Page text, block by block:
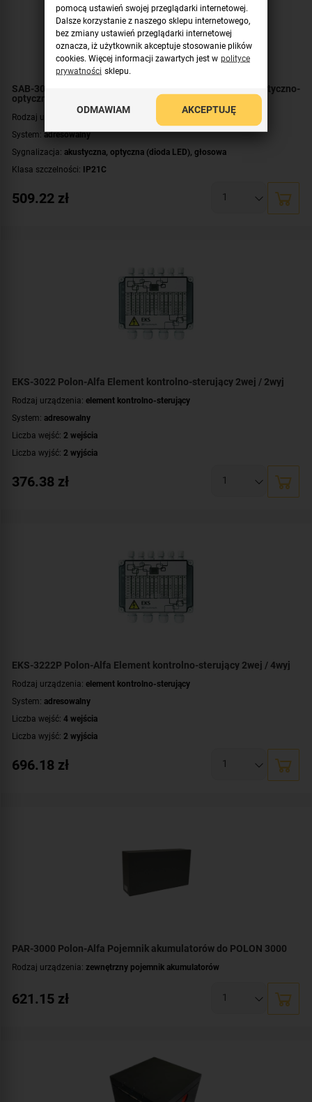
SAB-30066WW Polon-Alfa Adresowalny sygnalizator akustyczno-
optyczny, głosowy
Rodzaj urządzenia:sygnalizator
System: adresowalny
Sygnalizacja: akustyczna optyczna (dioda LED) głosowa
Klasa szczelności: IP21C
Montaż:wewnątrz budynku
509.22 zł
EKS-3022 Polon-Alfa Element kontrolno-sterujący 2wej / 2wyj
Rodzaj urządzenia: element kontrolno-sterujący
System: adresowalny
Liczba wejść: 2 wejścia
Liczba wyjść: 2 wyjścia
Certyfikat:CNBOP-PIB
376.38 zł
EKS-3222P Polon-Alfa Element kontrolno-sterujący 2wej / 4wyj
Rodzaj urządzenia: element kontrolno-sterujący
System: adresowalny
Liczba wejść: 4 wejścia
Liczba wyjść: 2 wyjścia
Certyfikat:CNBOP-PIB
696.18 zł
PAR-3000 Polon-Alfa Pojemnik akumulatorów do POLON 3000
Rodzaj urządzenia: zewnętrzny pojemnik akumulatorów
621.15 zł
pomocą ustawień swojej przeglądarki internetowej.
Dalsze korzystanie z naszego sklepu internetowego,
bez zmiany ustawień przeglądarki internetowej
oznacza, iż użytkownik akceptuje stosowanie plików
cookies. Więcej informacji zawartych jest w polityce
prywatności sklepu.
ODMAWIAM AKCEPTUJĘ